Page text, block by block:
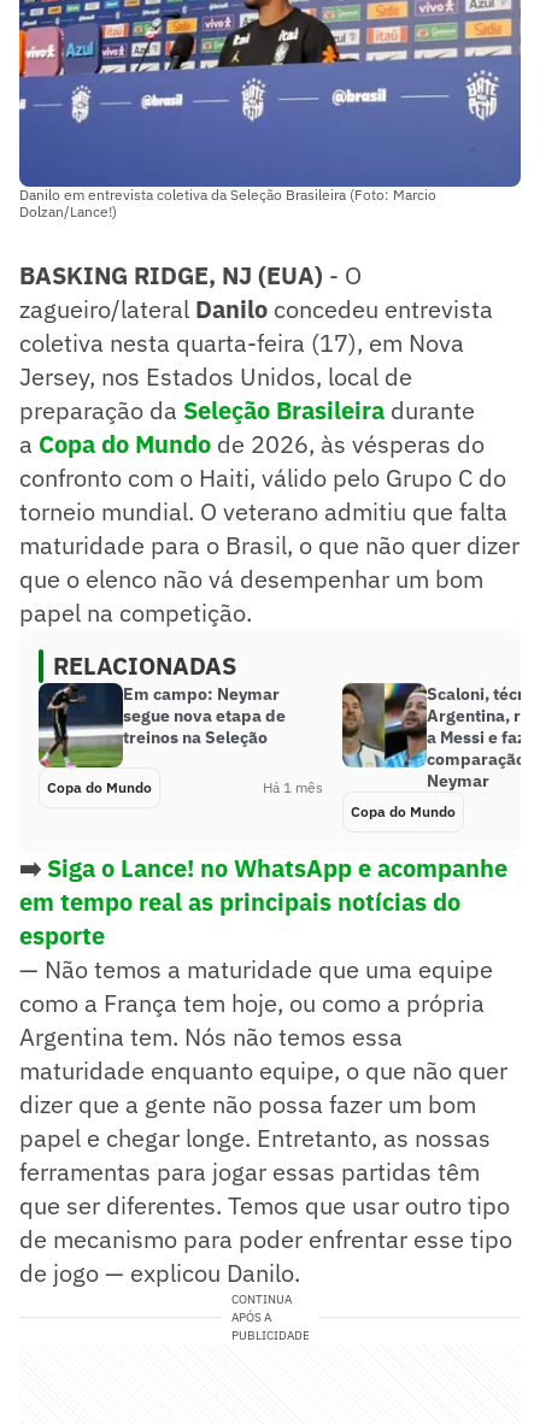
Danilo em entrevista coletiva da Seleção Brasileira (Foto: Marcio
Dolzan/Lance!)
BASKING RIDGE, NJ (EUA) - O
zagueiro/lateral Danilo concedeu entrevista
coletiva nesta quarta-feira (17), em Nova
Jersey, nos Estados Unidos, local de
preparação da Seleção Brasileira durante
a Copa do Mundo de 2026, às vésperas do
confronto com o Haiti, válido pelo Grupo C do
torneio mundial. O veterano admitiu que falta
maturidade para o Brasil, o que não quer dizer
que o elenco não vá desempenhar um bom
papel na competição.
RELACIONADAS
Em campo: Neymar
segue nova etapa de
treinos na Seleção
Copa do Mundo Há 1 mês
Scaloni,
Argentina,
a Messi e faz
comparação
Neymar
Copa do Mundo
➡️ Siga o Lance! no WhatsApp e acompanhe
em tempo real as principais notícias do
esporte
— Não temos a maturidade que uma equipe
como a França tem hoje, ou como a própria
Argentina tem. Nós não temos essa
maturidade enquanto equipe, o que não quer
dizer que a gente não possa fazer um bom
papel e chegar longe. Entretanto, as nossas
ferramentas para jogar essas partidas têm
que ser diferentes. Temos que usar outro tipo
de mecanismo para poder enfrentar esse tipo
de jogo — explicou Danilo.
CONTINUA
APÓS A
PUBLICIDADE